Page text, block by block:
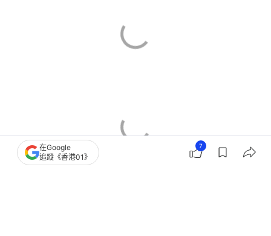
在Google
追蹤《香港01》
7